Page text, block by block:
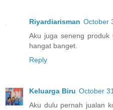
Riyardiarisman October
Aku juga seneng
hangat banget.
Reply
Keluarga Biru October
Aku dulu pernah jualan